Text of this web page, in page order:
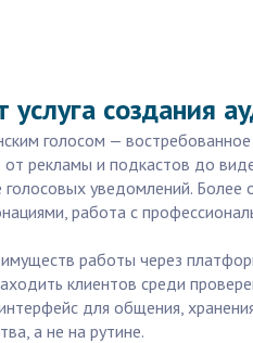
услуга создания
голосом —
рекламы и подкастов до
голосовых уведомлений. Более
работа с
работы через
клиентов среди
для общения,
а не на рутине.